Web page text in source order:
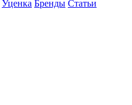
Уценка Бренды Статьи